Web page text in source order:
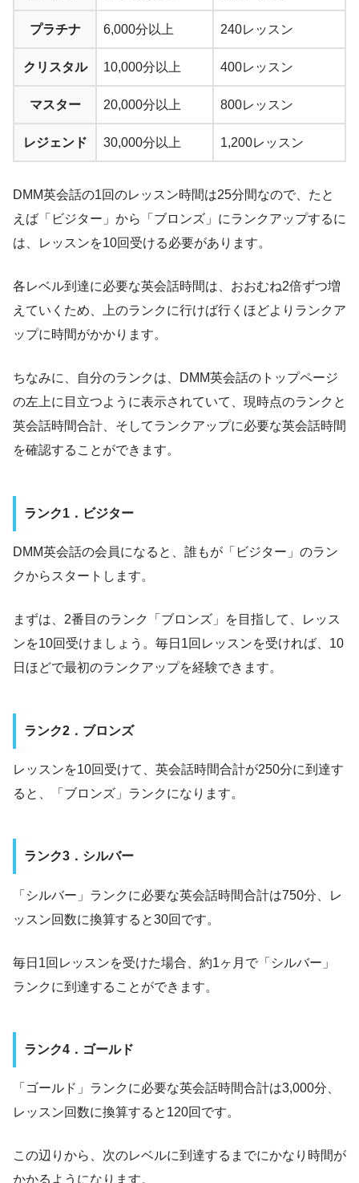
プラチナ 6,000分以上 240レッスン
クリスタル 10,000分以上 400レッスン
マスター 20,000分以上 800レッスン
レジェンド 30,000分以上 1,200レッスン
DMM英会話の1回のレッスン時間は25分間なので、たと
えば「ビジター」から「ブロンズ」にランクアップするに
は、レッスンを10回受ける必要があります。
各レベル到達に必要な英会話時間は、おおむね2倍ずつ増
えていくため、上のランクに行けば行くほどよりランクア
ップに時間がかかります。
ちなみに、自分のランクは、DMM英会話のトップページ
の左上に目立つように表示されていて、現時点のランクと
英会話時間合計、そしてランクアップに必要な英会話時間
を確認することができます。
ランク1．ビジター
DMM英会話の会員になると、誰もが「ビジター」のラン
クからスタートします。
まずは、2番目のランク「ブロンズ」を目指して、レッス
ンを10回受けましょう。毎日1回レッスンを受ければ、10
日ほどで最初のランクアップを経験できます。
ランク2．ブロンズ
レッスンを10回受けて、英会話時間合計が250分に到達す
ると、「ブロンズ」ランクになります。
ランク3．シルバー
「シルバー」ランクに必要な英会話時間合計は750分、レ
ッスン回数に換算すると30回です。
毎日1回レッスンを受けた場合、約1ヶ月で「シルバー」
ランクに到達することができます。
ランク4．ゴールド
「ゴールド」ランクに必要な英会話時間合計は3,000分、
レッスン回数に換算すると120回です。
この辺りから、次のレベルに到達するまでにかなり時間が
かかるようになります。